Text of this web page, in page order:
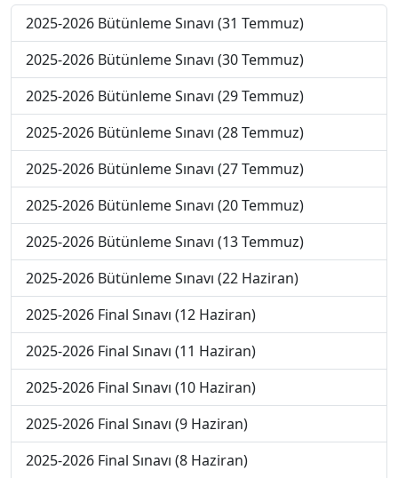
2025-2026 Bütünleme Sınavı (31 Temmuz)
2025-2026 Bütünleme Sınavı (30 Temmuz)
2025-2026 Bütünleme Sınavı (29 Temmuz)
2025-2026 Bütünleme Sınavı (28 Temmuz)
2025-2026 Bütünleme Sınavı (27 Temmuz)
2025-2026 Bütünleme Sınavı (20 Temmuz)
2025-2026 Bütünleme Sınavı (13 Temmuz)
2025-2026 Bütünleme Sınavı (22 Haziran)
2025-2026 Final Sınavı (12 Haziran)
2025-2026 Final Sınavı (11 Haziran)
2025-2026 Final Sınavı (10 Haziran)
2025-2026 Final Sınavı (9 Haziran)
2025-2026 Final Sınavı (8 Haziran)